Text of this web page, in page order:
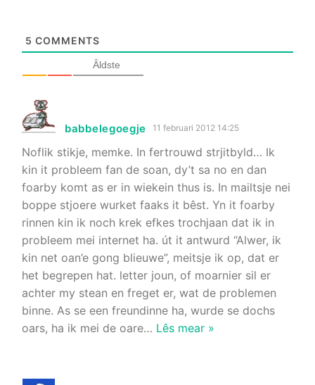
5 COMMENTS
Âldste
babbelegoegje 11 februari 2012 14:25
Noflik stikje, memke. In fertrouwd strjitbyld… Ik
kin it probleem fan de soan, dy’t sa no en dan
foarby komt as er in wiekein thus is. In mailtsje nei
boppe stjoere wurket faaks it bêst. Yn it foarby
rinnen kin ik noch krek efkes trochjaan dat ik in
probleem mei internet ha. út it antwurd “Alwer, ik
kin net oan’e gong blieuwe”, meitsje ik op, dat er
het begrepen hat. letter joun, of moarnier sil er
achter my stean en freget er, wat de problemen
binne. As se een freundinne ha, wurde se dochs
oars, ha ik mei de oare… Lês mear »